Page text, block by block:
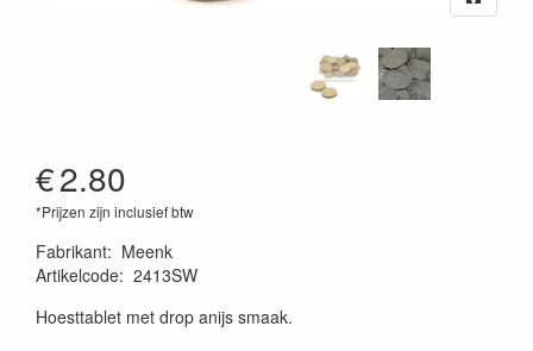
€2.80
*Prijzen zijn inclusief btw
Fabrikant: Meenk
Artikelcode: 2413SW
Hoesttablet met drop anijs smaak.